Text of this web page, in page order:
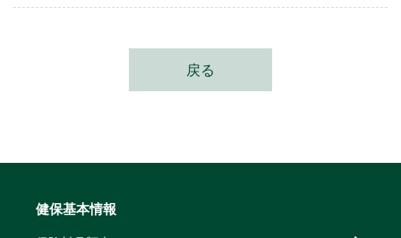
戻る
健保基本情報